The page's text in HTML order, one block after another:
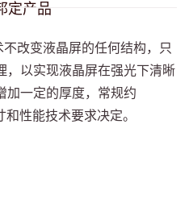
定产品
改变液晶屏的任何结构，只
，以实现液晶屏在强光下清晰
加一定的厚度，常规约
性能技术要求决定。